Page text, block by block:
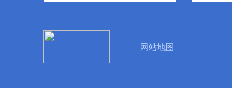
网站地图